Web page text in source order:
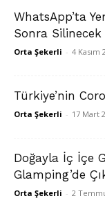
WhatsApp’ta
Sonra Silinecek
Orta Şekerli - 4 Kasım
Türkiye’nin
Orta Şekerli - 17 Mart
Doğayla İç İçe
Glamping’de
Orta Şekerli - 2